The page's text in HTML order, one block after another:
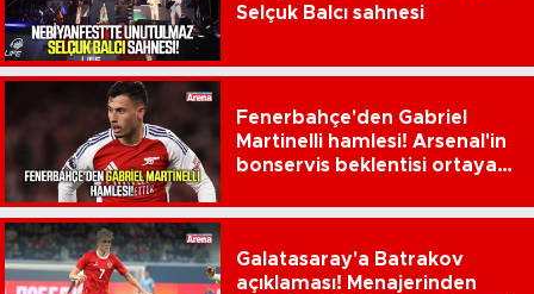
Selçuk Balcı sahnesi
Fenerbahçe'den Gabriel
Martinelli hamlesi! Arsenal'in
bonservis beklentisi ortaya
Galatasaray'a Batrakov
açıklaması! Menajerinden